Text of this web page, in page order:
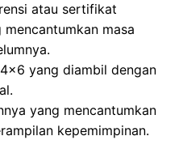
atau sertifikat
masa
yang diambil dengan
yang mencantumkan
kepemimpinan.